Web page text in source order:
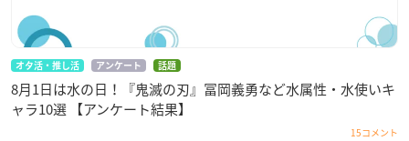
オタ活・推し活 アンケート 話題
8月1日は水の日！『鬼滅の刃』冨岡義勇など水属性・水使いキ
ャラ10選 【アンケート結果】
15コメント